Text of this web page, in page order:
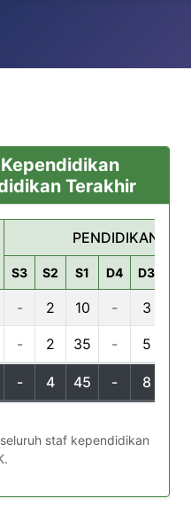
Terakhir
PENDIDIKAN
S3 S2 S1 D4 D3
- 2 10 - 3
- 2 35 - 5
- 4 45 - 8
staf kependidikan